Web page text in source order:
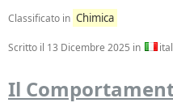
Classificato in Chimica
Scritto il 13 Dicembre 2025 in
Il